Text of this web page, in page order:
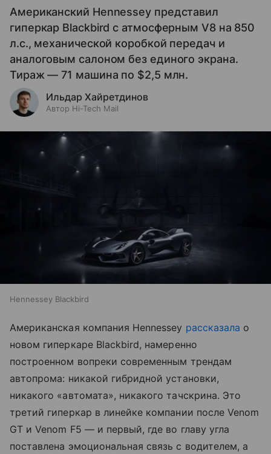
Американский Hennessey представил
гиперкар Blackbird с атмосферным V8 на 850
л.с., механической коробкой передач и
аналоговым салоном без единого экрана.
Тираж — 71 машина по $2,5 млн.
Ильдар Хайретдинов
Автор Hi-Tech Mail
Hennessey Blackbird
Американская компания Hennessey рассказала о
новом гиперкаре Blackbird, намеренно
построенном вопреки современным трендам
автопрома: никакой гибридной установки,
никакого «автомата», никакого тачскрина. Это
третий гиперкар в линейке компании после Venom
GT и Venom F5 — и первый, где во главу угла
поставлена эмоциональная связь с водителем, а